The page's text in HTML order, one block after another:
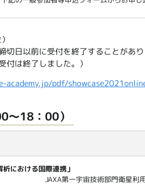
日以前に受付を終了することがあり
付は終了しました。）
academy.jp/pdf/
～18：00）
における国際連携」
JAXA第一宇宙技術部門衛星